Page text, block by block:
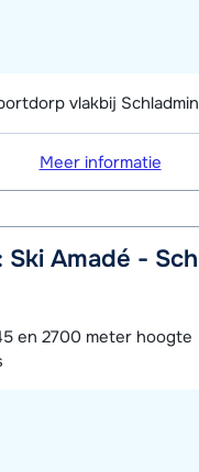
vlakbij
Meer informatie
Ski Amadé -
en 2700 meter hoogte